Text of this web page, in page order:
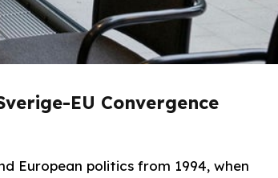
EU Convergence
European politics from 1994, when